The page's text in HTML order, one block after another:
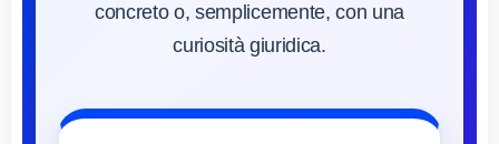
concreto o, semplicemente, con una
curiosità giuridica.